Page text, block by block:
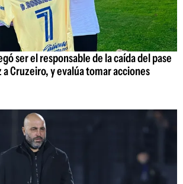
ser el responsable de la caída del pase
Cruzeiro, y evalúa tomar acciones